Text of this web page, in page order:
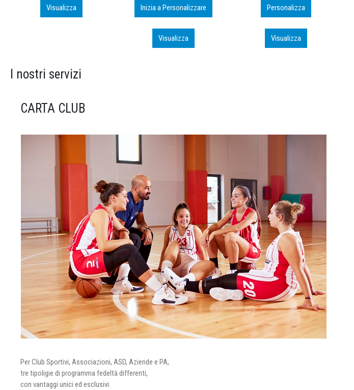
Inizia a Personalizzare Personalizza
Visualizza
Personalizza
Visualizza
I nostri servizi
CARTA CLUB
Per Club Sportivi, Associazioni, ASD, Aziende e PA,
tre tipoligie di programma fedeltà differenti,
con vantaggi unici ed esclusivi.